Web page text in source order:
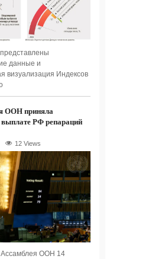
данные и
визуализация Индексов
ООН приняла
РФ репараций
12 Views
Ассамблея ООН 14